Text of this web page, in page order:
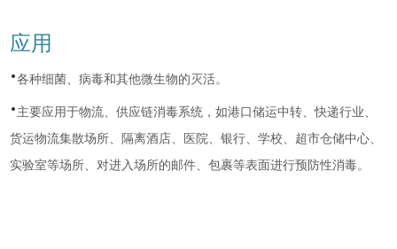
应用
·各种细菌、病毒和其他微生物的灭活。
· 主要应用于物流、供应链消毒系统，如港口储运中转、快递行业、
货运物流集散场所、隔离酒店、医院、银行、学校、超市仓储中心、
实验室等场所、对进入场所的邮件、包裹等表面进行预防性消毒。